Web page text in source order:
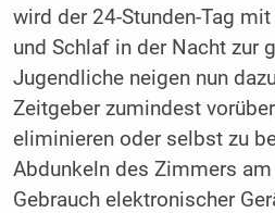
wird der 24-Stunden-Tag
und Schlaf in der Nacht zur
Jugendliche neigen nun
Zeitgeber zumindest
eliminieren oder selbst zu
Abdunkeln des Zimmers
Gebrauch elektronischer